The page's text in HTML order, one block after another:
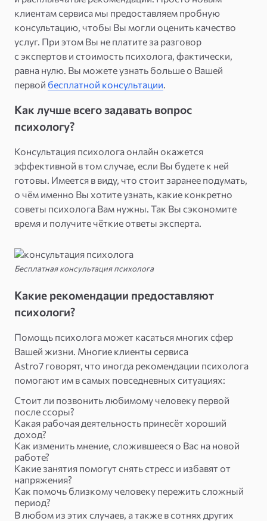
клиентам сервиса мы предоставляем пробную
консультацию, чтобы Вы могли оценить качество
услуг. При этом Вы не платите за разговор
с экспертов и стоимость психолога, фактически,
равна нулю. Вы можете узнать больше о Вашей
первой бесплатной консультации
Как лучше всего задавать вопрос
психологу?
Консультация психолога онлайн окажется
эффективной в том случае, если Вы будете к ней
готовы. Имеется в виду, что стоит заранее подумать,
о чём именно Вы хотите узнать, какие конкретно
советы психолога Вам нужны. Так Вы сэкономите
время и получите чёткие ответы эксперта.
Бесплатная консультация психолога
Какие рекомендации предоставляют
психологи?
Помощь психолога может касаться многих сфер
Вашей жизни. Многие клиенты сервиса
Astro7 говорят, что иногда рекомендации психолога
помогают им в самых повседневных ситуациях:
Стоит ли позвонить любимому человеку первой
после ссоры?
Какая рабочая деятельность принесёт хороший
доход?
Как изменить мнение, сложившееся о Вас на новой
работе?
Какие занятия помогут снять стресс и избавят от
напряжения?
Как помочь близкому человеку пережить сложный
период?
В любом из этих случаев, а также в сотнях других